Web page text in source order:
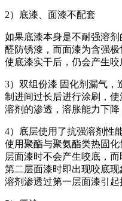
2）底漆、面漆不配套
如果底漆本身是不耐强溶
醛防锈漆，而面漆为含强
使底漆实干后，仍会产生咬
3）双组份漆 固化剂漏气，
制进间过长后进行涂刷，
溶剂的渗透，溶胀能力下降
4）底层使用了抗强溶剂性
使用聚酯与聚氨酯类热固
层面漆时不会产生咬底，
第二层面漆时即出现咬底
溶剂渗透过第一层面漆引起